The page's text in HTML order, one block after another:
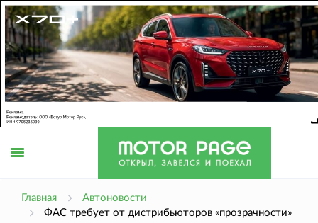
Главная
Автоновости
ФАС требует от дистрибьюторов «прозрачности»